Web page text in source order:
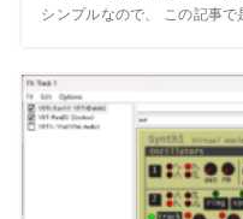
シンプルなので、 この記事